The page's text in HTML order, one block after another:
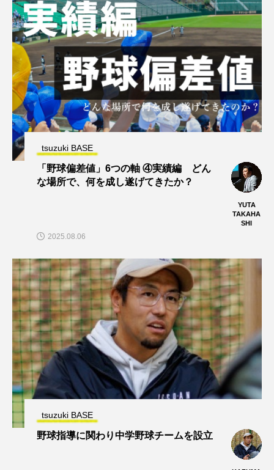
tsuzuki BASE
「野球偏差値」6つの軸 ④実績編 どん
な場所で、何を成し遂げてきたか？
YUTA
TAKAHA
SHI
2025.08.06
tsuzuki BASE
野球指導に関わり中学野球チームを設立